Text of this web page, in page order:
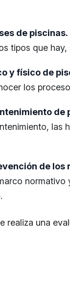
de piscinas.
tipos que
y físico de
los
de
las
de los
normativo
realiza una